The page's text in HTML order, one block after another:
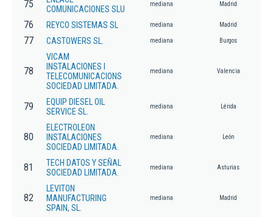
75
COMUNICACIONES SLU
mediana Madrid
76 REYCO SISTEMAS SL mediana Madrid
77 CASTOWERS SL. mediana Burgos
78
VICAM
INSTALACIONES I
TELECOMUNICACIONS
SOCIEDAD LIMITADA.
mediana Valencia
79
EQUIP DIESEL OIL
SERVICE SL.
mediana Lérida
80
ELECTROLEON
INSTALACIONES
SOCIEDAD LIMITADA.
mediana León
81
TECH DATOS Y SEÑAL
SOCIEDAD LIMITADA.
mediana Asturias
82
LEVITON
MANUFACTURING
SPAIN, SL.
mediana Madrid